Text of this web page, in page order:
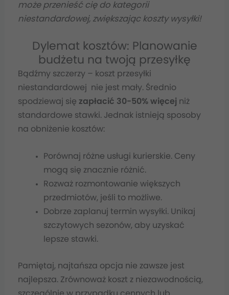
może przenieść cię do kategorii
niestandardowej, zwiększając koszty wysyłki!
Dylemat kosztów: Planowanie
budżetu na twoją przesyłkę
Bądźmy szczerzy – koszt przesyłki
niestandardowej nie jest mały. Średnio
spodziewaj się zapłacić 30-50% więcej niż
standardowe stawki. Jednak istnieją sposoby
na obniżenie kosztów:
Porównaj różne usługi kurierskie. Ceny
mogą się znacznie różnić.
Rozważ rozmontowanie większych
przedmiotów, jeśli to możliwe.
Dobrze zaplanuj termin wysyłki. Unikaj
szczytowych sezonów, aby uzyskać
lepsze stawki.
Pamiętaj, najtańsza opcja nie zawsze jest
najlepsza. Zrównoważ koszt z niezawodnością,